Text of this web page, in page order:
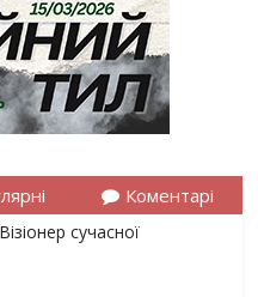
Коментарі
сучасної